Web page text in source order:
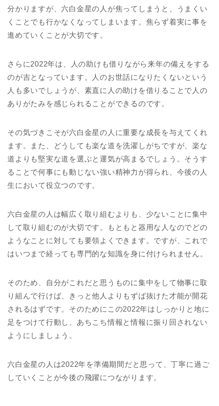
分かりますが、六白金星の人が焦ってしまうと、うまくい
くことでも行かなくなってしまいます。焦らず着実に事を
進めていくことが大切です。
さらに2022年は、人の助けも借りながら来年の備えをする
のが吉となっています。人のお世話になりたくないという
人も多いでしょうが、素直に人の助けを借りることで人の
ありがたみを感じられることができるのです。
その気づきこそが六白金星の人に重要な成長を与えてくれ
ます。また、どうしても楽な道を洗濯しがちですが、楽な
道よりも堅実な道を選ぶと運気が高まるでしょう。そうす
ることで何事にも動じない強い精神力が得られ、今後の人
生において役立つのです。
六白金星の人は幅広く取り組むよりも、少ないことに集中
して取り組むのが大切です。もともと器用な人なのでどの
ようなことに対しても要領よくできます。ですが、これで
はいつまで経っても専門的な知識を身に付けられません。
そのため、自分がこれだと思うものに集中をして物事に取
り組んで行けば、きっと他人よりもずば抜けた才能が開花
されるはずです。そのためにこの2022年はしっかりと地に
足をつけて行動し、あちこち情報と情報に振り回されない
ようにしましょう。
六白金星の人は2022年を準備期間だと思って、丁寧に過ご
していくことが今後の飛躍につながります。